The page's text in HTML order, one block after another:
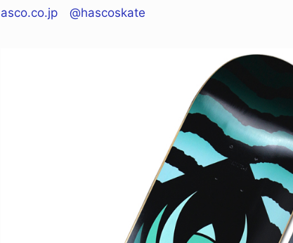
asco.co.jp
@hascoskate